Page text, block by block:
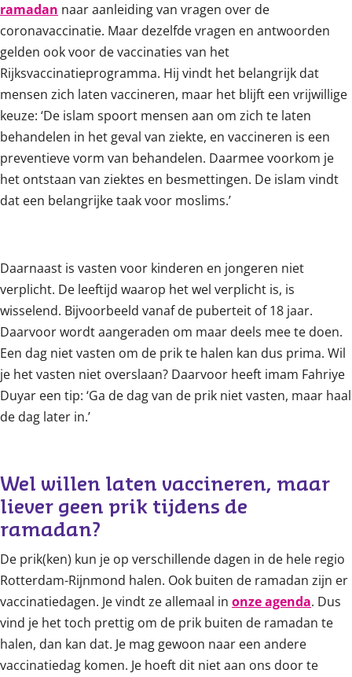
ramadan naar aanleiding van vragen over de
coronavaccinatie. Maar dezelfde vragen en antwoorden
gelden ook voor de vaccinaties van het
Rijksvaccinatieprogramma. Hij vindt het belangrijk dat
mensen zich laten vaccineren, maar het blijft een vrijwillige
keuze: ‘De islam spoort mensen aan om zich te laten
behandelen in het geval van ziekte, en vaccineren is een
preventieve vorm van behandelen. Daarmee voorkom je
het ontstaan van ziektes en besmettingen. De islam vindt
dat een belangrijke taak voor moslims.’
Daarnaast is vasten voor kinderen en jongeren niet
verplicht. De leeftijd waarop het wel verplicht is, is
wisselend. Bijvoorbeeld vanaf de puberteit of 18 jaar.
Daarvoor wordt aangeraden om maar deels mee te doen.
Een dag niet vasten om de prik te halen kan dus prima. Wil
je het vasten niet overslaan? Daarvoor heeft imam Fahriye
Duyar een tip: ‘Ga de dag van de prik niet vasten, maar haal
de dag later in.’
Wel willen laten vaccineren, maar
liever geen prik tijdens de
ramadan?
De prik(ken) kun je op verschillende dagen in de hele regio
Rotterdam-Rijnmond halen. Ook buiten de ramadan zijn er
vaccinatiedagen. Je vindt ze allemaal in onze agenda. Dus
vind je het toch prettig om de prik buiten de ramadan te
halen, dan kan dat. Je mag gewoon naar een andere
vaccinatiedag komen. Je hoeft dit niet aan ons door te